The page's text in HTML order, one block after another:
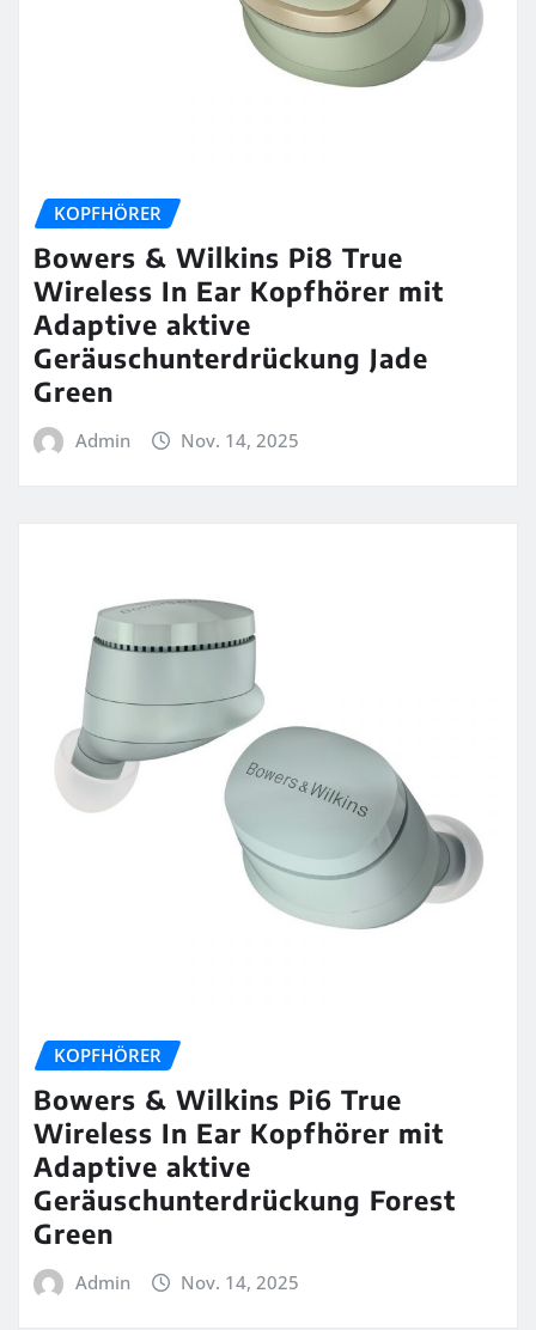
KOPFHÖRER
Bowers & Wilkins Pi8 True
Wireless In Ear Kopfhörer mit
Adaptive aktive
Geräuschunterdrückung Jade
Green
Admin Nov. 14, 2025
KOPFHÖRER
Bowers & Wilkins Pi6 True
Wireless In Ear Kopfhörer mit
Adaptive aktive
Geräuschunterdrückung Forest
Green
Admin Nov. 14, 2025